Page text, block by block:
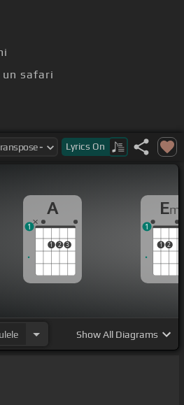
un safari
Lyrics On
A
1 2 3
1
Em
1 2
1
ShowAll Diagrams